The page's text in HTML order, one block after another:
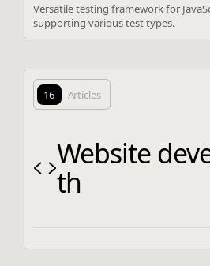
Versatile testing framework for
supporting various test types.
16 Articles
Website
th